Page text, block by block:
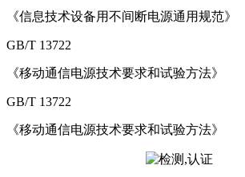
《信息技术设备用不间断电源通用规范》
GB/T 13722
《移动通信电源技术要求和试验方法》
GB/T 13722
《移动通信电源技术要求和试验方法》